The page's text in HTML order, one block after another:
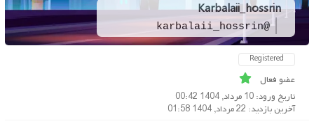
Karbalaii_hossrin
@karbalaii_hossrin
Registered
عضو فعال
تاریخ ورود: 10 مرداد, 1404 00:42
آخرین بازدید: 22 مرداد, 1404 01:58